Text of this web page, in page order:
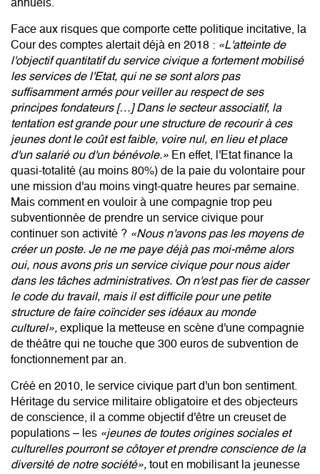
annuels.
Face aux risques que comporte cette politique incitative, la
Cour des comptes alertait déjà en 2018 : «L'atteinte de
l'objectif quantitatif du service civique a fortement mobilisé
les services de l'Etat, qui ne se sont alors pas
suffisamment armés pour veiller au respect de ses
principes fondateurs […] Dans le secteur associatif, la
tentation est grande pour une structure de recourir à ces
jeunes dont le coût est faible, voire nul, en lieu et place
d'un salarié ou d'un bénévole.» En effet, l'Etat finance la
quasi-totalité (au moins 80%) de la paie du volontaire pour
une mission d'au moins vingt-quatre heures par semaine.
Mais comment en vouloir à une compagnie trop peu
subventionnée de prendre un service civique pour
continuer son activité ? «Nous n'avons pas les moyens de
créer un poste. Je ne me paye déjà pas moi-même alors
oui, nous avons pris un service civique pour nous aider
dans les tâches administratives. On n'est pas fier de casser
le code du travail, mais il est difficile pour une petite
structure de faire coïncider ses idéaux au monde
culturel», explique la metteuse en scène d'une compagnie
de théâtre qui ne touche que 300 euros de subvention de
fonctionnement par an.
Créé en 2010, le service civique part d'un bon sentiment.
Héritage du service militaire obligatoire et des objecteurs
de conscience, il a comme objectif d'être un creuset de
populations – les «jeunes de toutes origines sociales et
culturelles pourront se côtoyer et prendre conscience de la
diversité de notre société», tout en mobilisant la jeunesse